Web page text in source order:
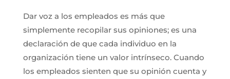
Dar voz a los empleados es más que
simplemente recopilar sus opiniones; es una
declaración de que cada individuo en la
organización tiene un valor intrínseco. Cuando
los empleados sienten que su opinión cuenta y